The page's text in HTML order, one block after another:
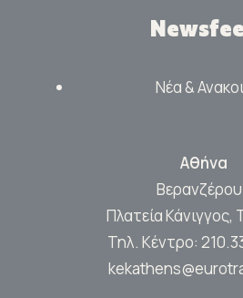
Νέα &
Αθήνα
Βερανζέρου
Πλατεία Κάνιγγος,
Τηλ. Κέντρο: